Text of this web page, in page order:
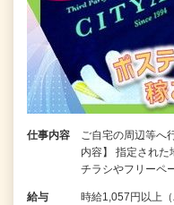
仕事内容
ご自宅の周辺等へ
内容】 指定され
チラシやフリーペ
給与
時給1,057円以上